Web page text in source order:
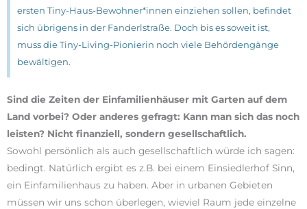
ersten Tiny-Haus-Bewohner*innen einziehen sollen, befindet
sich übrigens in der Fanderlstraße. Doch bis es soweit ist,
muss die Tiny-Living-Pionierin noch viele Behördengänge
bewältigen.
Sind die Zeiten der Einfamilienhäuser mit Garten auf dem
Land vorbei? Oder anderes gefragt: Kann man sich das noch
leisten? Nicht finanziell, sondern gesellschaftlich.
Sowohl persönlich als auch gesellschaftlich würde ich sagen:
bedingt. Natürlich ergibt es z.B. bei einem Einsiedlerhof Sinn,
ein Einfamilienhaus zu haben. Aber in urbanen Gebieten
müssen wir uns schon überlegen, wieviel Raum jede einzelne